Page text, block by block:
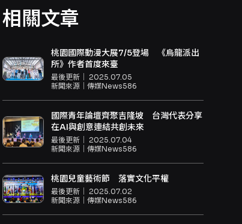
相關文章
桃園國際動漫大展7/5登場 《烏龍派出
所》作者首度來臺
最後更新｜ 2025.07.05
新聞來源｜ 傳媒News586
國際青年論壇齊聚吉隆坡 台灣代表分享
在AI與創意連結共創未來
最後更新｜ 2025.07.04
新聞來源｜ 傳媒News586
桃園兒童藝術節 落實文化平權
最後更新｜ 2025.07.02
新聞來源｜ 傳媒News586